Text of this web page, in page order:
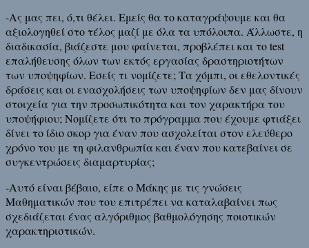
-Ας μας πει, ό,τι θέλει. Εμείς θα το καταγράψουμε και θα
αξιολογηθεί στο τέλος μαζί με όλα τα υπόλοιπα. Άλλωστε, η
διαδικασία, βιάζεστε μου φαίνεται, προβλέπει και το test
επαλήθευσης όλων των εκτός εργασίας δραστηριοτήτων
των υποψηφίων. Εσείς τι νομίζετε; Τα χόμπι, οι εθελοντικές
δράσεις και οι ενασχολήσεις των υποψηφίων δεν μας δίνουν
στοιχεία για την προσωπικότητα και τον χαρακτήρα του
υποψήφιου; Νομίζετε ότι το πρόγραμμα που έχουμε φτιάξει
δίνει το ίδιο σκορ για έναν που ασχολείται στον ελεύθερο
χρόνο του με τη φιλανθρωπία και έναν που κατεβαίνει σε
συγκεντρώσεις διαμαρτυρίας;
-Αυτό είναι βέβαιο, είπε ο Μάκης με τις γνώσεις
Μαθηματικών που του επιτρέπει να καταλαβαίνει πως
σχεδιάζεται ένας αλγόριθμος βαθμολόγησης ποιοτικών
χαρακτηριστικών.